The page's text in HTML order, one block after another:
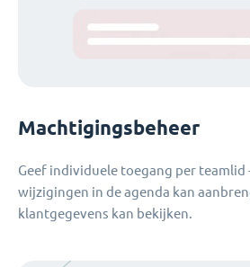
Machtigingsbeheer
Geef individuele toegang per teamlid
wijzigingen in de agenda kan
klantgegevens kan bekijken.